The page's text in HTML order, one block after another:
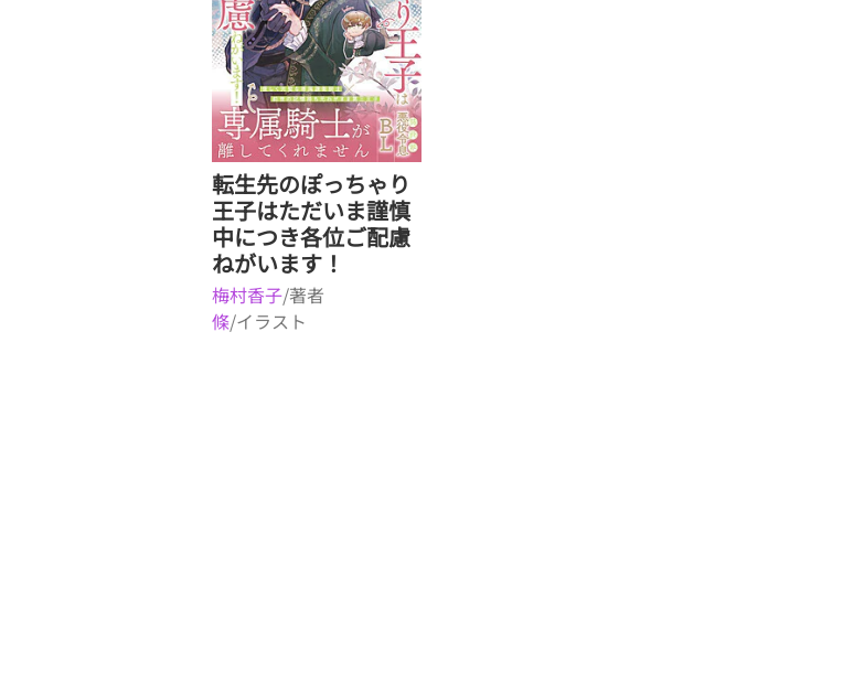
転生先のぽっちゃり
王子はただいま謹慎
中につき各位ご配慮
ねがいます！
梅村香子/著者
條/イラスト